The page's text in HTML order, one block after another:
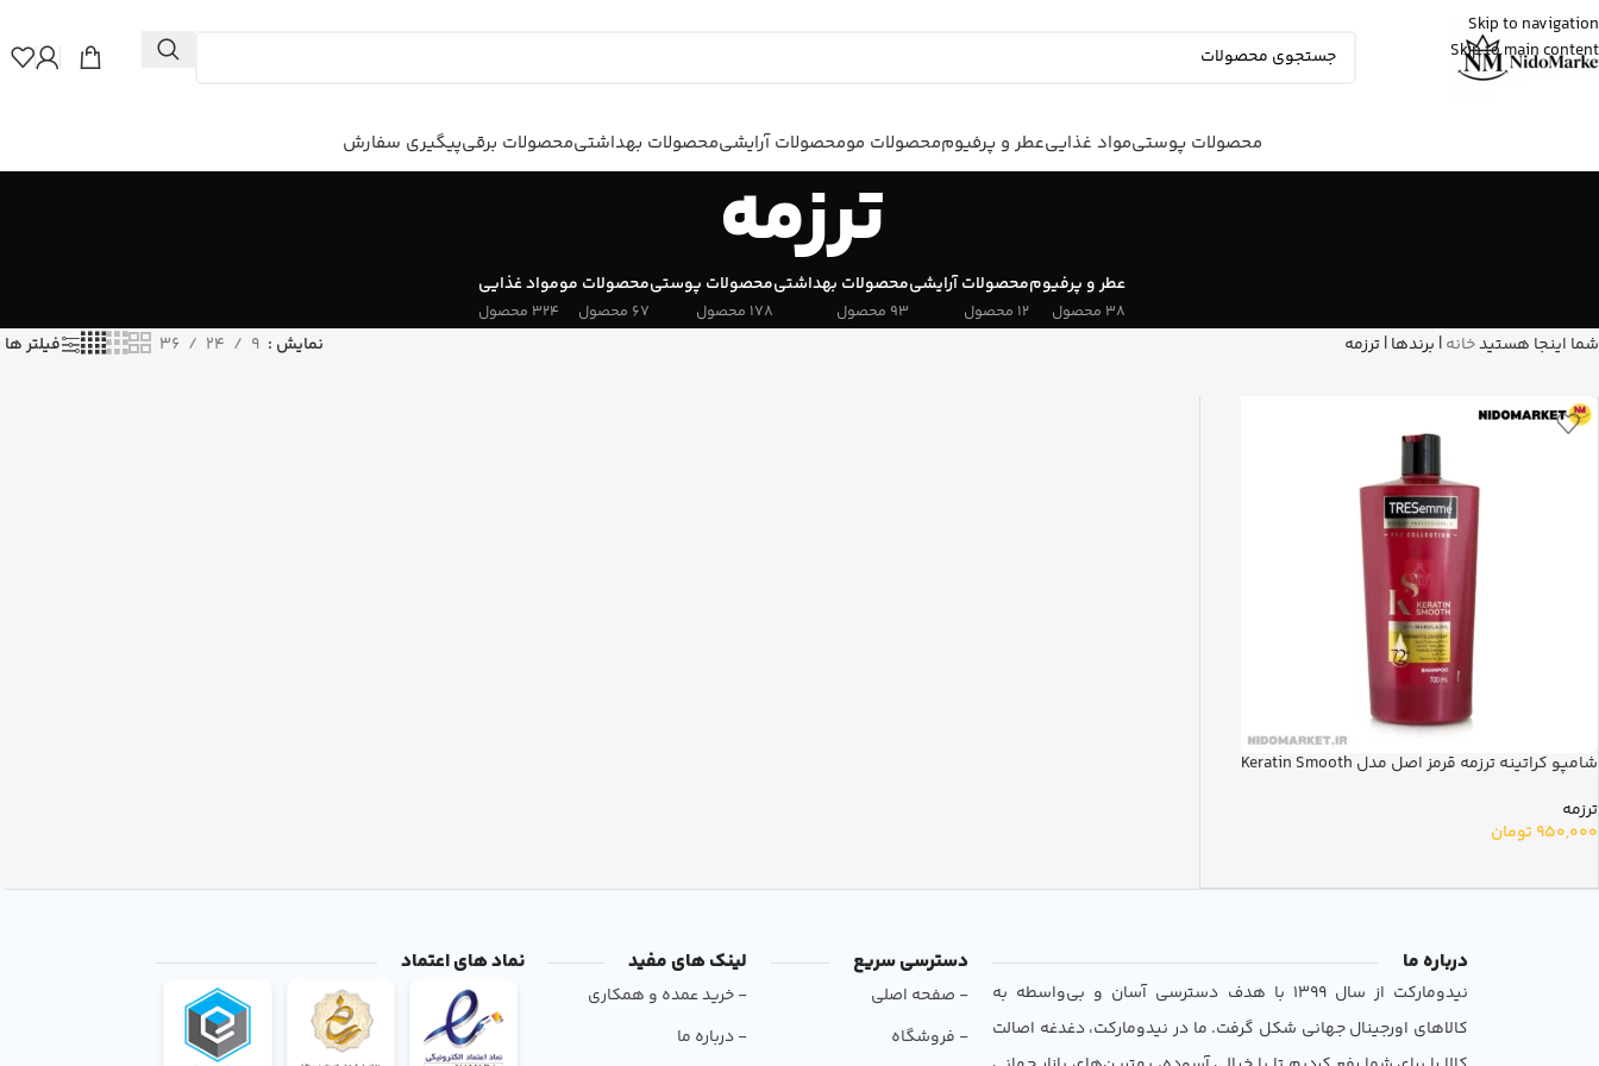
Skip to navigation
Skip to main content
محصولات پوستیمواد غذاییعطر و پرفیوممحصولات مومحصولات آرایشیمحصولات بهداشتیمحصولات برقیپیگیری سفارش
ترزمه
عطر و پرفیوم
38 محصول
محصولات آرایشی
12 محصول
محصولات بهداشتی
93 محصول
محصولات پوستی
178 محصول
محصولات مو
67 محصول
مواد غذایی
324 محصول
شما اینجا هستیدخانه| برندها|ترزمه نمایش 9
24
36 فیلتر ها
شامپو کراتینه ترزمه قرمز اصل مدل Keratin Smooth
ترزمه
950,000تومان
درباره ما
نیدومارکت از سال 1399 با هدف دسترسی آسان و بی‌واسطه به
کالاهای اورجینال جهانی شکل گرفت. ما در نیدومارکت، دغدغه اصالت
دسترسی سریع
- صفحه اصلی
- فروشگاه
لینک های مفید
- خرید عمده و همکاری
- درباره ما
نماد های اعتماد
شایلیاز تهران
ژل شستشوی بدن ویکتوریا سکرت رو